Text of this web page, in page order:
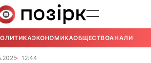
ЭКОНОМИКАОБЩЕСТВОАНАЛИТИКА
12:44